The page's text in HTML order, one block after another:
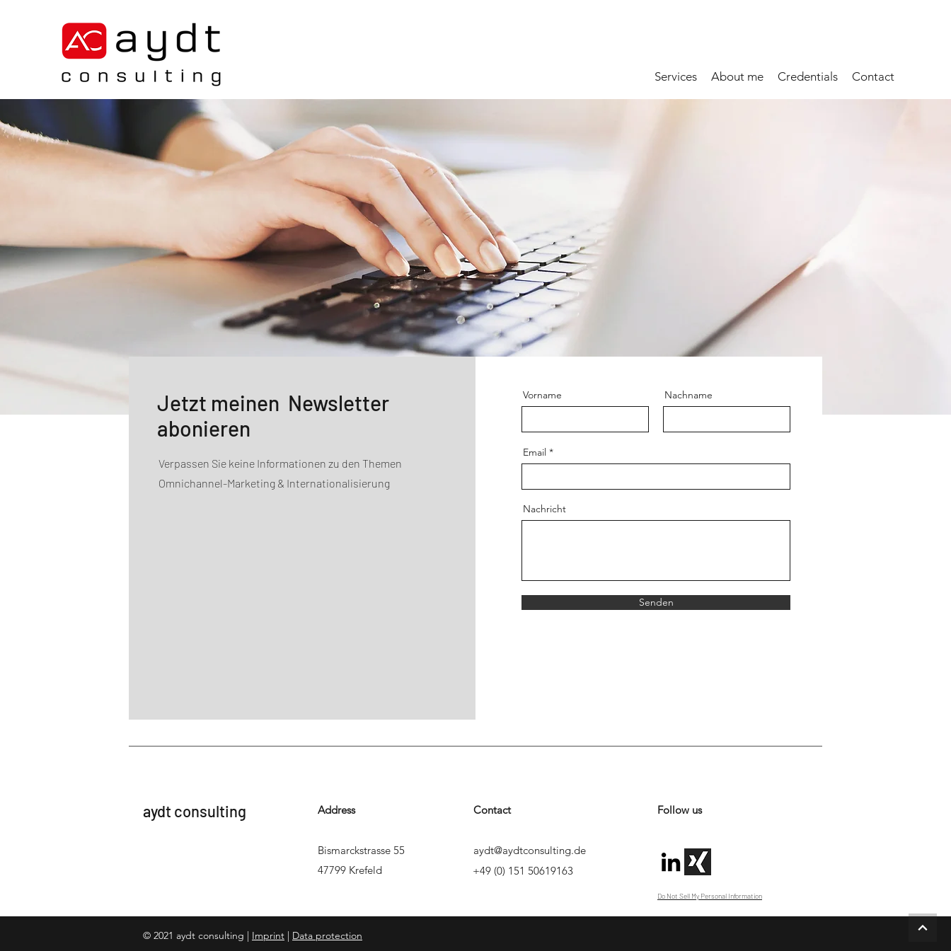
Services About me Credentials Contact
Jetzt meinen Newsletter
abonieren
Verpassen Sie keine Informationen zu den Themen
Omnichannel-Marketing & Internationalisierung
Vorname Nachname
Email
Nachricht
Senden
aydt consulting Address
Bismarckstrasse 55
47799 Krefeld
Contact
aydt@aydtconsulting.de
+49 (0) 151 50619163
Follow us
Do Not Sell My Personal Information
© 2021 aydt consulting | Imprint | Data protection